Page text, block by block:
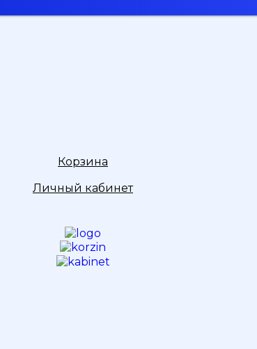
Корзина
Личный кабинет